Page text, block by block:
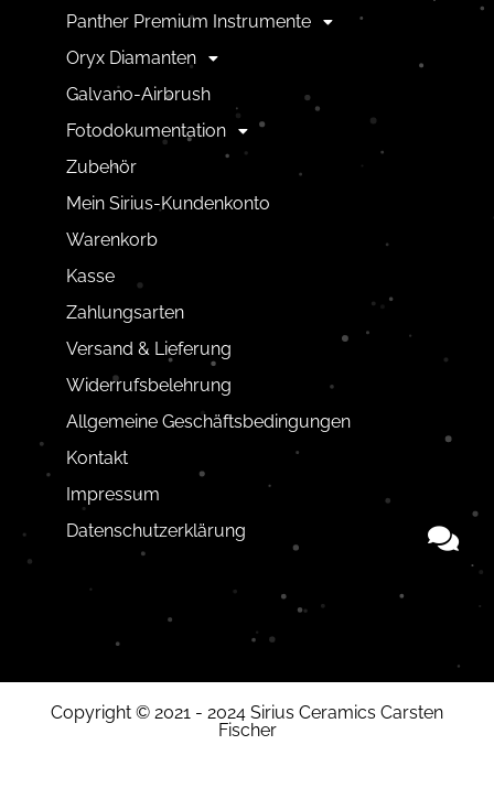
Panther Premium Instrumente
Oryx Diamanten
Galvano-Airbrush
Fotodokumentation
Zubehör
Mein Sirius-Kundenkonto
Warenkorb
Kasse
Zahlungsarten
Versand & Lieferung
Widerrufsbelehrung
Allgemeine Geschäftsbedingungen
Kontakt
Impressum
Datenschutzerklärung
Copyright © 2021 - 2024 Sirius Ceramics Carsten
Fischer